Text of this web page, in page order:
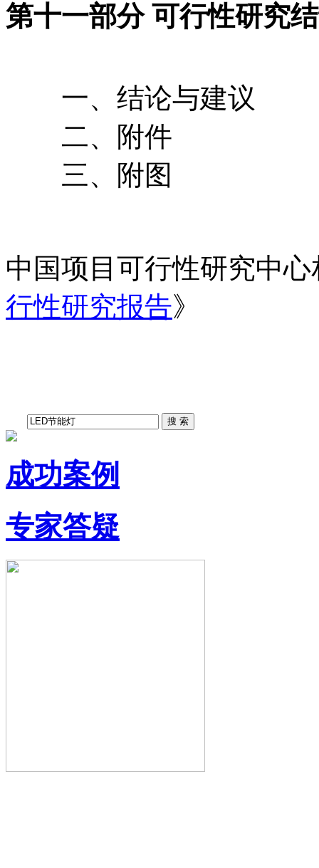
第十一部分 可行性研究
一、结论与建议
二、附件
三、附图
中国项目可行性研究中
行性研究报告》
成功案例
专家答疑